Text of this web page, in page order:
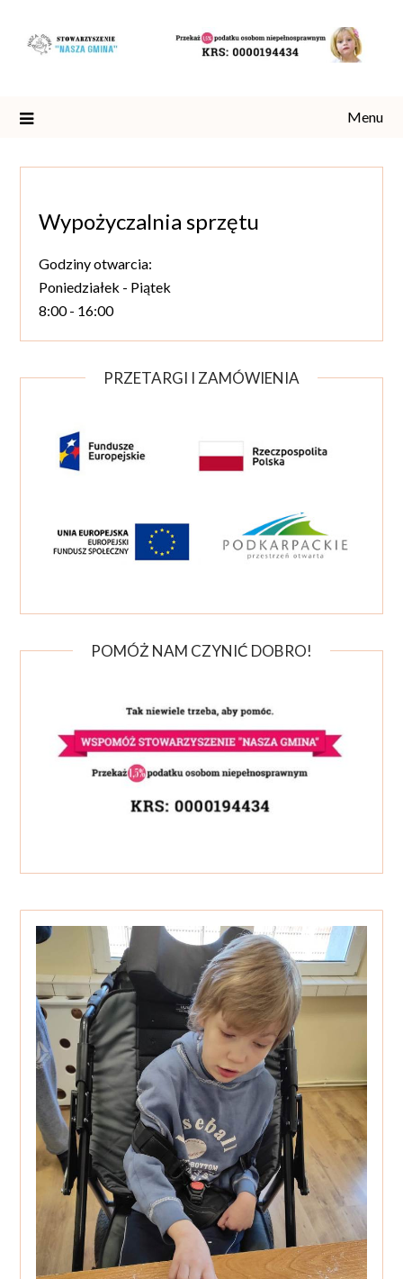
content
Menu
Wypożyczalnia sprzętu
Godziny otwarcia:
Poniedziałek - Piątek
8:00 - 16:00
PRZETARGI I ZAMÓWIENIA
POMÓŻ NAM CZYNIĆ DOBRO!